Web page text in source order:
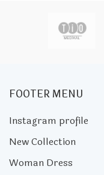
FOOTER MENU
Instagram profile
New Collection
Woman Dress